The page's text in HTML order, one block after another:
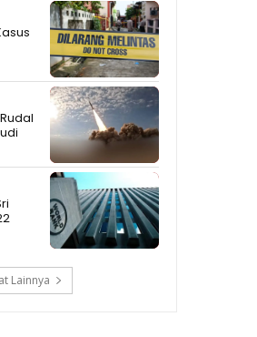
Fakta Sudah
Pulang, Malah Kembali
Hiburan Malam
#trending
Singgung Sponsor
Habis Modal, Baliknya
Tambang #shorts
Singgung Sponsor
Pilkada, Setelah Menang
Tambang
Singgung Erick Thohir
Gagal ke
Lainnya